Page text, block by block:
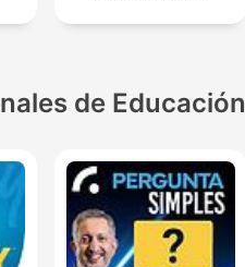
de Educación